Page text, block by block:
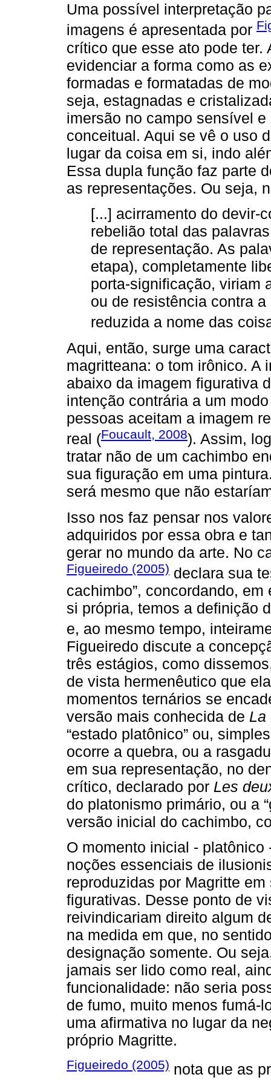
Uma possível interpretação
imagens é apresentada por
crítico que esse ato pode ter.
evidenciar a forma como as
formadas e formatadas de
seja, estagnadas e
imersão no campo sensível
conceitual. Aqui se vê o uso
lugar da coisa em si, indo
Essa dupla função faz parte
as representações. Ou seja,
[...] acirramento do devir-
rebelião total das
de representação. As
etapa), completamente
porta-significação, viriam
ou de resistência contra
reduzida a nome das
Aqui, então, surge uma
magritteana: o tom irônico. A
abaixo da imagem figurativa
intenção contrária a um
pessoas aceitam a imagem
real (Foucault, 2008). Assim,
tratar não de um cachimbo
sua figuração em uma
será mesmo que não
Isso nos faz pensar nos
adquiridos por essa obra e
gerar no mundo da arte. No
Figueiredo (2005) declara sua
cachimbo”, concordando,
si própria, temos a definição
e, ao mesmo tempo,
Figueiredo discute a
três estágios, como
de vista hermenêutico que
momentos ternários se
versão mais conhecida de La
“estado platônico” ou,
ocorre a quebra, ou a
em sua representação, no
crítico, declarado por Les
do platonismo primário, ou a
versão inicial do cachimbo,
O momento inicial -
noções essenciais de
reproduzidas por Magritte
figurativas. Desse ponto de
reivindicariam direito algum
na medida em que, no
designação somente. Ou
jamais ser lido como real,
funcionalidade: não seria
de fumo, muito menos fumá-
uma afirmativa no lugar da
próprio Magritte.
Figueiredo (2005) nota que as